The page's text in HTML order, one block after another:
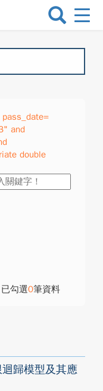
選
換
pass_date=
and
double
已勾選0筆資料
歸模型及其應